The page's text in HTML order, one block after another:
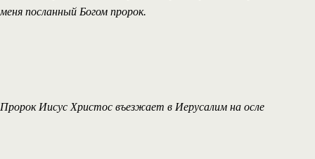
меня посланный Богом пророк.
Пророк Иисус Христос въезжает в Иерусалим на осле